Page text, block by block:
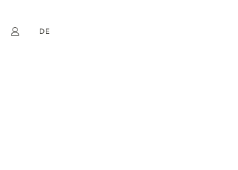
Mein Konto
DE